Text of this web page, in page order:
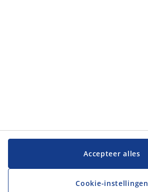
Accepteer alles
Cookie-instellingen